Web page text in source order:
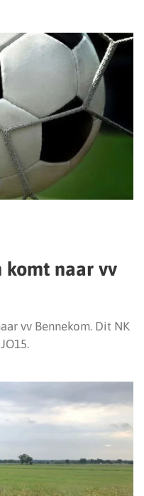
komt naar vv
vv Bennekom. Dit NK